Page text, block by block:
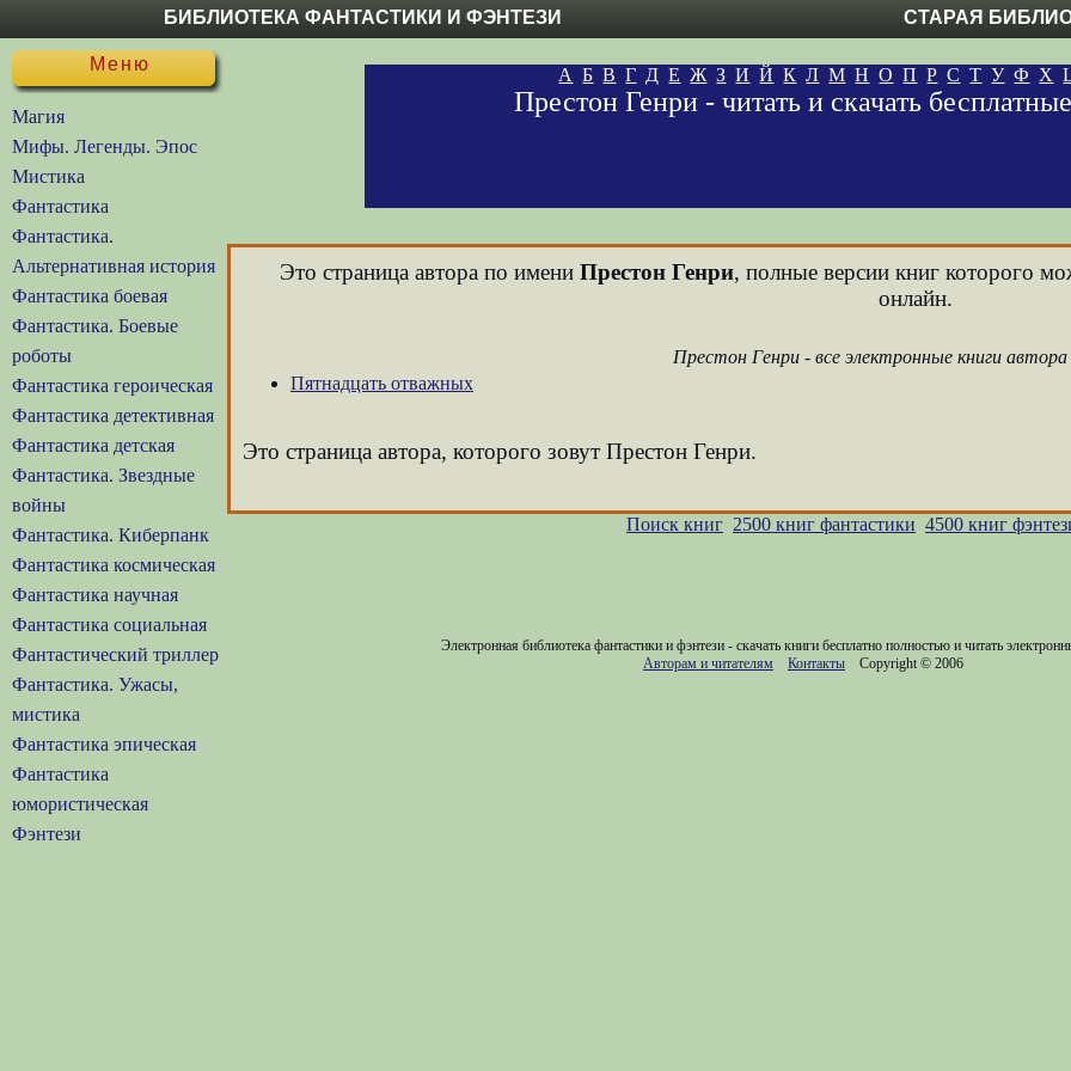
БИБЛИОТЕКА ФАНТАСТИКИ И ФЭНТЕЗИ СТАРАЯ
Меню
Магия
Мифы. Легенды. Эпос
Мистика
Фантастика
Фантастика.
Альтернативная история
Фантастика боевая
Фантастика. Боевые
роботы
Фантастика героическая
Фантастика детективная
Фантастика детская
Фантастика. Звездные
войны
Фантастика. Киберпанк
Фантастика космическая
Фантастика научная
Фантастика социальная
Фантастический триллер
Фантастика. Ужасы,
мистика
Фантастика эпическая
Фантастика
юмористическая
Фэнтези
А Б В Г Д Е Ж З И Й К Л М Н О П Р С Т У Ф Х
Престон Генри - читать и скачать
Это страница автора по имени Престон Генри, полные версии книг которого
онлайн.
Престон Генри - все электронные книги
Пятнадцать отважных
Это страница автора, которого зовут Престон Генри.
Поиск книг 2500 книг фантастики 4500 книг
Электронная библиотека фантастики и фэнтези - скачать книги бесплатно полностью и читать
Авторам и читателям
Контакты Copyright © 2006